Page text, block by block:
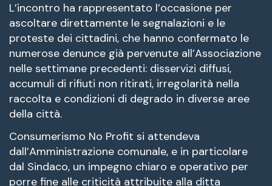
L’incontro ha rappresentato l’occasione per
ascoltare direttamente le segnalazioni e le
proteste dei cittadini, che hanno confermato le
numerose denunce già pervenute all’Associazione
nelle settimane precedenti: disservizi diffusi,
accumuli di rifiuti non ritirati, irregolarità nella
raccolta e condizioni di degrado in diverse aree
della città.
Consumerismo No Profit si attendeva
dall’Amministrazione comunale, e in particolare
dal Sindaco, un impegno chiaro e operativo per
porre fine alle criticità attribuite alla ditta